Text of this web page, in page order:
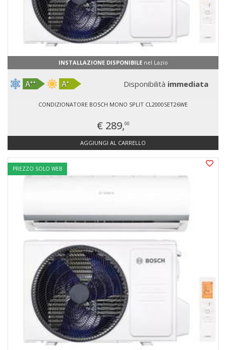
INSTALLAZIONE DISPONIBILEnel Lazio
Disponibilità immediata
CONDIZIONATORE BOSCH MONO SPLIT CL2000SET26WE
€ 289,00
AGGIUNGI AL CARRELLO
PREZZO SOLO WEB